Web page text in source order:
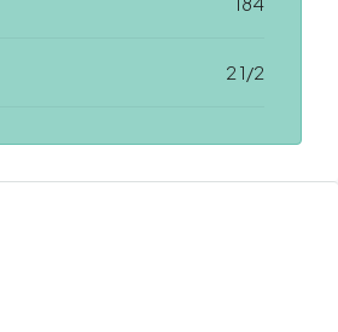
2 1/2